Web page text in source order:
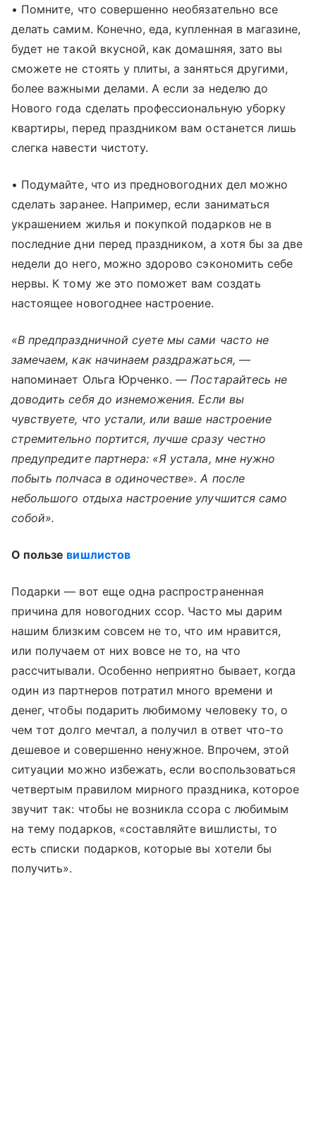
• Помните, что совершенно необязательно все
делать самим. Конечно, еда, купленная в магазине,
будет не такой вкусной, как домашняя, зато вы
сможете не стоять у плиты, а заняться другими,
более важными делами. А если за неделю до
Нового года сделать профессиональную уборку
квартиры, перед праздником вам останется лишь
слегка навести чистоту.
• Подумайте, что из предновогодних дел можно
сделать заранее. Например, если заниматься
украшением жилья и покупкой подарков не в
последние дни перед праздником, а хотя бы за две
недели до него, можно здорово сэкономить себе
нервы. К тому же это поможет вам создать
настоящее новогоднее настроение.
«В предпраздничной суете мы сами часто не
замечаем, как начинаем раздражаться, —
напоминает Ольга Юрченко. —Постарайтесь не
доводить себя до изнеможения. Если вы
чувствуете, что устали, или ваше настроение
стремительно портится, лучше сразу честно
предупредите партнера: «Я устала, мне нужно
побыть полчаса в одиночестве». А после
небольшого отдыха настроение улучшится само
собой».
О пользе вишлистов
Подарки — вот еще одна распространенная
причина для новогодних ссор. Часто мы дарим
нашим близким совсем не то, что им нравится,
или получаем от них вовсе не то, на что
рассчитывали. Особенно неприятно бывает, когда
один из партнеров потратил много времени и
денег, чтобы подарить любимому человеку то, о
чем тот долго мечтал, а получил в ответ что-то
дешевое и совершенно ненужное. Впрочем, этой
ситуации можно избежать, если воспользоваться
четвертым правилом мирного праздника, которое
звучит так: чтобы не возникла ссора с любимым
на тему подарков, «составляйте вишлисты, то
есть списки подарков, которые вы хотели бы
получить».